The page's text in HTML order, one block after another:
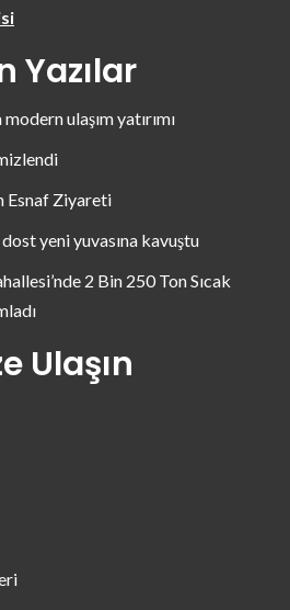
Yazılar
ulaşım yatırımı
Esnaf Ziyareti
yeni yuvasına kavuştu
2 Bin 250 Ton Sıcak
Ulaşın